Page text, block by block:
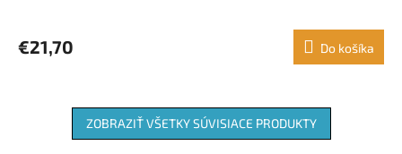
€21,70 Do košíka
ZOBRAZIŤ VŠETKY SÚVISIACE PRODUKTY